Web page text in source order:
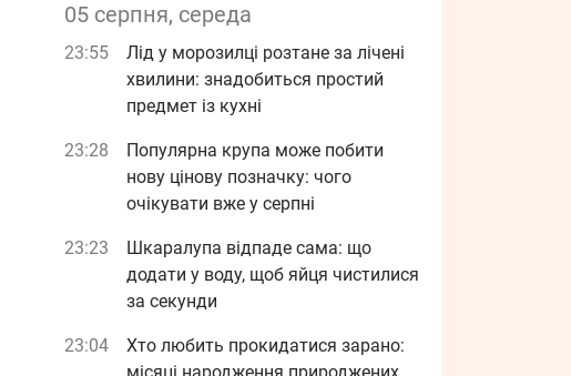
05 серпня, середа
23:55
Лід у морозилці розтане за лічені
хвилини: знадобиться простий
предмет із кухні
23:28
Популярна крупа може побити
нову цінову позначку: чого
очікувати вже у серпні
23:23
Шкаралупа відпаде сама: що
додати у воду, щоб яйця чистилися
за секунди
23:04
Хто любить прокидатися зарано: